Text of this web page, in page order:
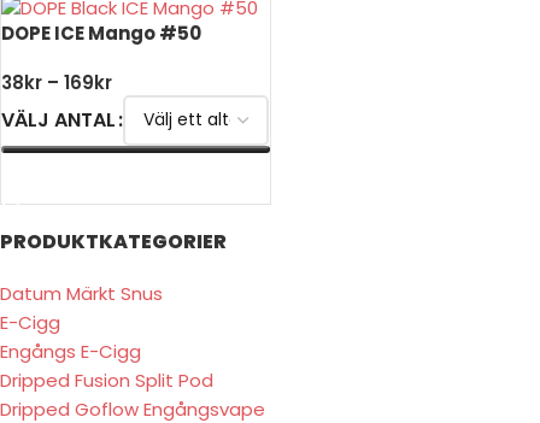
PRODUKTKATEGORIER
Datum Märkt Snus
E-Cigg
Engångs E-Cigg
Dripped Fusion Split Pod
Dripped Goflow Engångsvape
DOPE ICE Mango #50
38kr – 169kr
VÄLJ ANTAL